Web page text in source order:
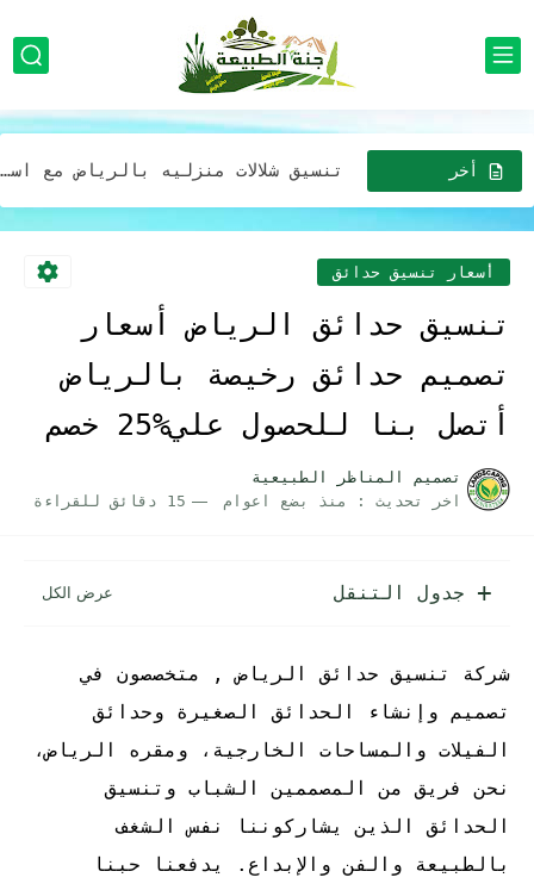
أخر
الاخبار
تنسيق شلالات منزليه بالرياض مع استخدام الإضاءة لتحسين جمالية الشلال
تصميم مظلة خارجية مع ديكورات حدائق جلسات خارجية بالرياض
أسعار تنسيق حدائق
تنسيق حدائق الرياض أسعار
تصميم حدائق رخيصة بالرياض
أتصل بنا للحصول علي%25 خصم
تصميم المناظر الطبيعية
اخر تحديث :
منذ بضع اعوام 15 دقائق للقراءة
جدول التنقل
شركة تنسيق حدائق الرياض , متخصصون في
تصميم وإنشاء الحدائق الصغيرة وحدائق
الفيلات والمساحات الخارجية، ومقره الرياض،
نحن فريق من المصممين الشباب وتنسيق
الحدائق الذين يشاركوننا نفس الشغف
بالطبيعة والفن والإبداع. يدفعنا حبنا